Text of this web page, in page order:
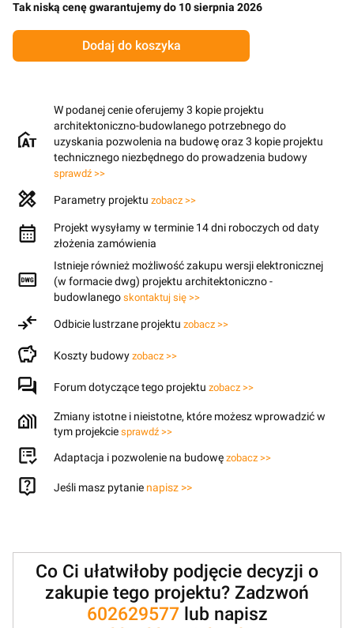
Tak niską cenę gwarantujemy do 10 sierpnia 2026
Dodaj do koszyka
W podanej cenie oferujemy 3 kopie projektu
architektoniczno-budowlanego potrzebnego do
uzyskania pozwolenia na budowę oraz 3 kopie projektu
technicznego niezbędnego do prowadzenia budowy
sprawdź >>
Parametry projektu zobacz >>
Projekt wysyłamy w terminie 14 dni roboczych od daty
złożenia zamówienia
Istnieje również możliwość zakupu wersji elektronicznej
(w formacie dwg) projektu architektoniczno -
budowlanego skontaktuj się >>
Odbicie lustrzane projektu zobacz >>
Koszty budowy zobacz >>
Forum dotyczące tego projektu zobacz >>
Zmiany istotne i nieistotne, które możesz wprowadzić w
tym projekcie sprawdź >>
Adaptacja i pozwolenie na budowę zobacz >>
Jeśli masz pytanie napisz >>
Co Ci ułatwiłoby podjęcie decyzji o
zakupie tego projektu? Zadzwoń
602629577lub napisz